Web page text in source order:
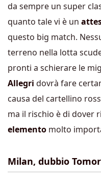
da sempre un super
quanto tale vi è un
questo big match.
terreno nella lotta
pronti a schierare le
Allegri dovrà fare
causa del cartellino
ma il rischio è di dover
elemento molto
Milan, dubbio